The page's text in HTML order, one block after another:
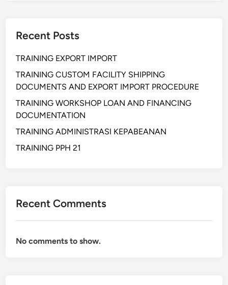
Recent Posts
TRAINING EXPORT IMPORT
TRAINING CUSTOM FACILITY SHIPPING
DOCUMENTS AND EXPORT IMPORT PROCEDURE
TRAINING WORKSHOP LOAN AND FINANCING
DOCUMENTATION
TRAINING ADMINISTRASI KEPABEANAN
TRAINING PPH 21
Recent Comments
No comments to show.